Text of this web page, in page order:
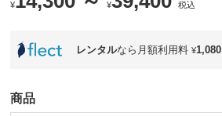
¥ ¥ 税込
レンタルなら月額利用料 ¥1,080
商品